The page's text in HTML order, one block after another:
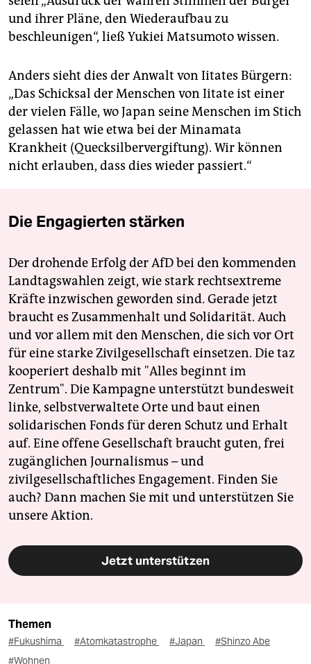
und ihrer Pläne, den Wiederaufbau zu
beschleunigen“, ließ Yukiei Matsumoto wissen.
Anders sieht dies der Anwalt von Iitates Bürgern:
„Das Schicksal der Menschen von Iitate ist einer
der vielen Fälle, wo Japan seine Menschen im Stich
gelassen hat wie etwa bei der Minamata
Krankheit (Quecksilbervergiftung). Wir können
nicht erlauben, dass dies wieder passiert.“
Die Engagierten stärken
Der drohende Erfolg der AfD bei den kommenden
Landtagswahlen zeigt, wie stark rechtsextreme
Kräfte inzwischen geworden sind. Gerade jetzt
braucht es Zusammenhalt und Solidarität. Auch
und vor allem mit den Menschen, die sich vor Ort
für eine starke Zivilgesellschaft einsetzen. Die taz
kooperiert deshalb mit "Alles beginnt im
Zentrum". Die Kampagne unterstützt bundesweit
linke, selbstverwaltete Orte und baut einen
solidarischen Fonds für deren Schutz und Erhalt
auf. Eine offene Gesellschaft braucht guten, frei
zugänglichen Journalismus – und
zivilgesellschaftliches Engagement. Finden Sie
auch? Dann machen Sie mit und unterstützen Sie
unsere Aktion.
Jetzt unterstützen
Themen
#Fukushima #Atomkatastrophe #Japan
#Shinzo Abe
#Wohnen